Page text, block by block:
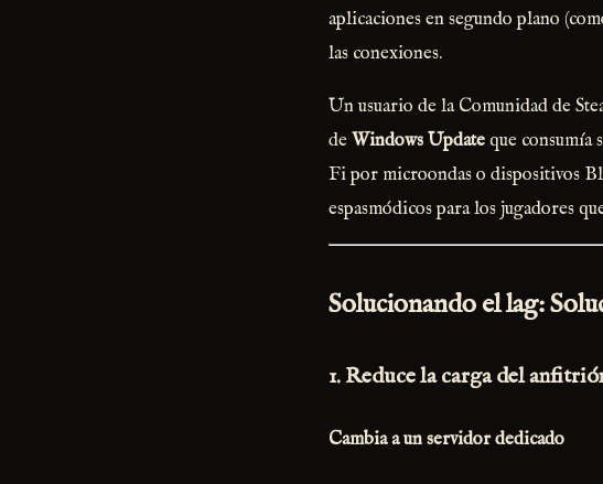
aplicaciones en segundo plano
las conexiones.
Un usuario de la Comunidad de
deWindows Updateque consumía
Fi por microondas o dispositivos
espasmódicos para los jugadores
Solucionando el lag:
1. Reduce la carga del
Cambia a un servidor dedicado